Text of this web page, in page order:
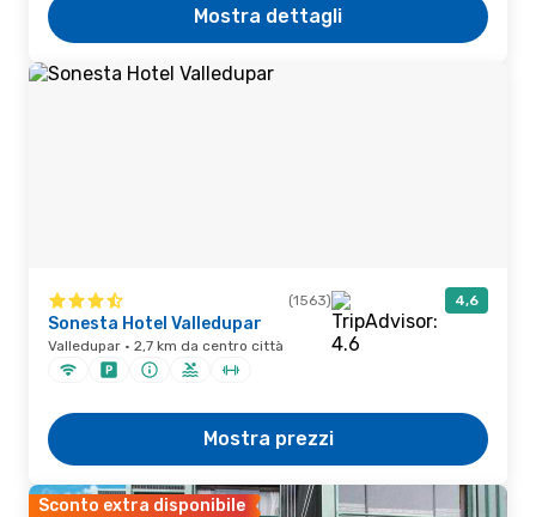
Mostra dettagli
(1563) 4,6
Sonesta Hotel Valledupar
Valledupar · 2,7 km da centro città
Mostra prezzi
Sconto extra disponibile